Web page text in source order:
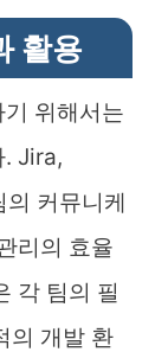
활용
위해서는
. Jira,
커뮤니케
리의 효율
각 팀의 필
의 개발 환